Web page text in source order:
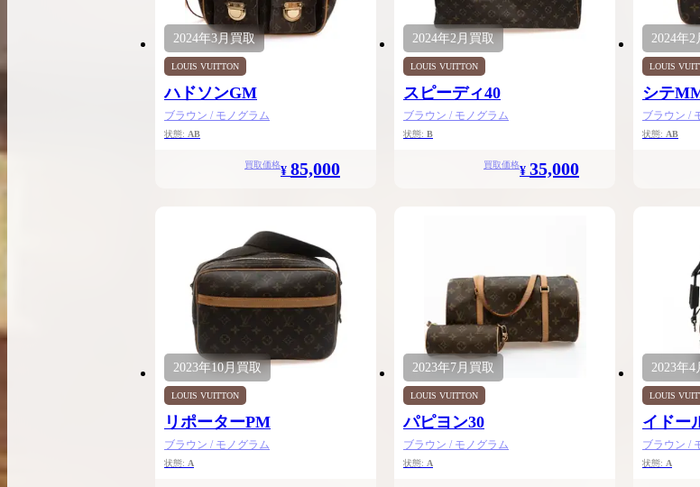
2024年3月買取
LOUIS VUITTON
ハドソンGM
ブラウン / モノグラム
状態: AB
買取価格¥ 85,000
2024年2月 買取
LOUIS VUITTON
スピーディ40
ブラウン / モノグラム
状態: B
買取価格¥ 35,000
2024年2
LOUIS
シテ
ブラウン /
状態: AB
2023年10月買取
LOUIS VUITTON
リポーターPM
ブラウン / モノグラム
状態: A
2023年7月 買取
LOUIS VUITTON
パピヨン30
ブラウン / モノグラム
状態: A
2023年4
LOUIS
イドー
ブラウン /
状態: A